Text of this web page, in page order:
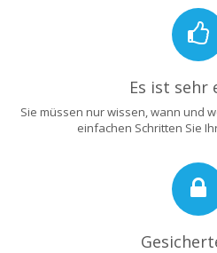
Es ist sehr
Sie müssen nur wissen, wann und
einfachen Schritten Sie